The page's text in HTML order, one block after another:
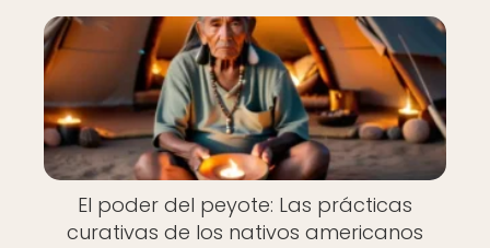
El poder del peyote: Las prácticas
curativas de los nativos americanos